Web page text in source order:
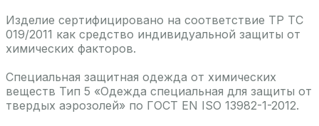
Изделие сертифицировано на соответствие ТР ТС
019/2011 как средство индивидуальной защиты от
химических факторов.
Специальная защитная одежда от химических
веществ Тип 5 «Одежда специальная для защиты от
твердых аэрозолей» по ГОСТ EN ISO 13982-1-2012.